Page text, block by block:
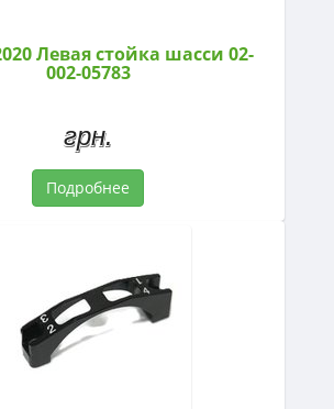
Левая стойка шасси 02-
002-05783
грн.
Подробнее